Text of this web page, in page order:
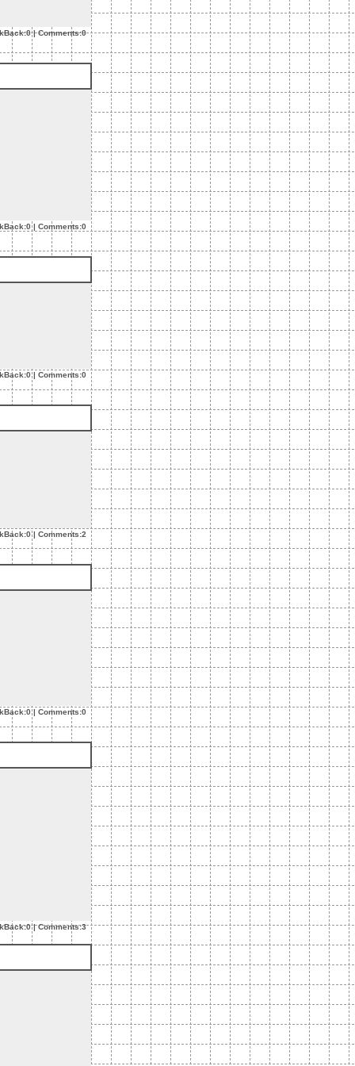
|Comments:0
| Comments:0
| Comments:0
| Comments:2
| Comments:0
|Comments:3